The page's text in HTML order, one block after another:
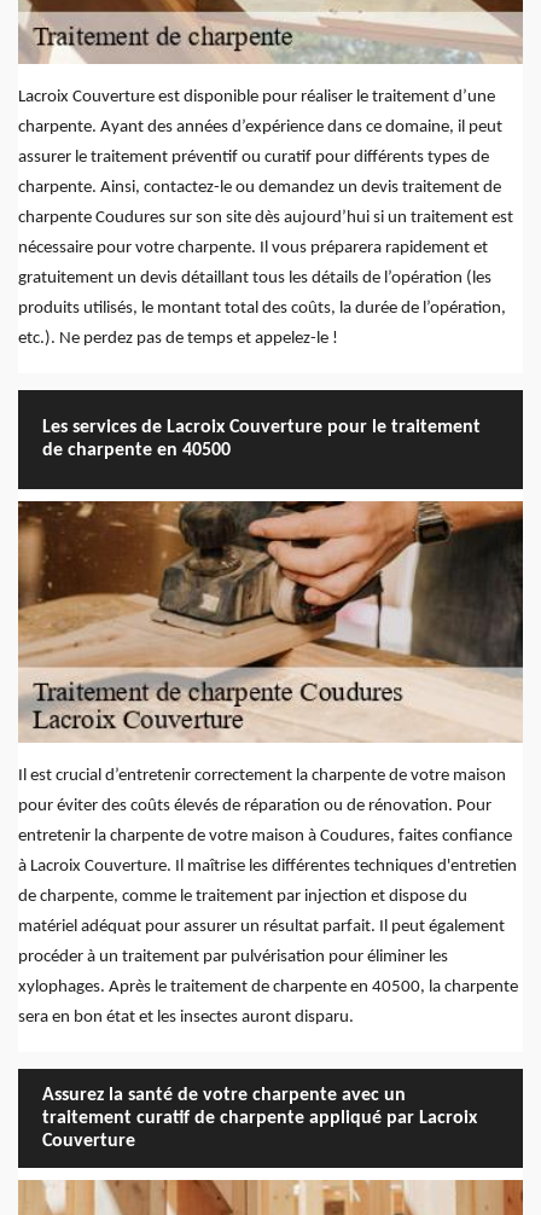
Lacroix Couverture est disponible pour réaliser le traitement d’une
charpente. Ayant des années d’expérience dans ce domaine, il peut
assurer le traitement préventif ou curatif pour différents types de
charpente. Ainsi, contactez-le ou demandez un devis traitement de
charpente Coudures sur son site dès aujourd’hui si un traitement est
nécessaire pour votre charpente. Il vous préparera rapidement et
gratuitement un devis détaillant tous les détails de l’opération (les
produits utilisés, le montant total des coûts, la durée de l’opération,
etc.). Ne perdez pas de temps et appelez-le !
Les services de Lacroix Couverture pour le traitement
de charpente en 40500
Il est crucial d’entretenir correctement la charpente de votre maison
pour éviter des coûts élevés de réparation ou de rénovation. Pour
entretenir la charpente de votre maison à Coudures, faites confiance
à Lacroix Couverture. Il maîtrise les différentes techniques d'entretien
de charpente, comme le traitement par injection et dispose du
matériel adéquat pour assurer un résultat parfait. Il peut également
procéder à un traitement par pulvérisation pour éliminer les
xylophages. Après le traitement de charpente en 40500, la charpente
sera en bon état et les insectes auront disparu.
Assurez la santé de votre charpente avec un
traitement curatif de charpente appliqué par Lacroix
Couverture